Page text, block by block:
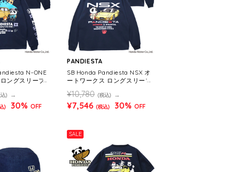
N-ONE
ングスリーブ T
)
) 30% OFF
PANDIESTA
SB Honda Pandiesta NSX オ
ートワークス ロングスリーブ
MENS)
¥10,780 (税込)
¥7,546 (税込) 30% OFF
SALE